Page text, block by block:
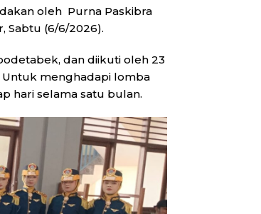
oleh Purna Paskibra
Sabtu (6/6/2026).
dan diikuti oleh 23
menghadapi lomba
hari selama satu bulan.